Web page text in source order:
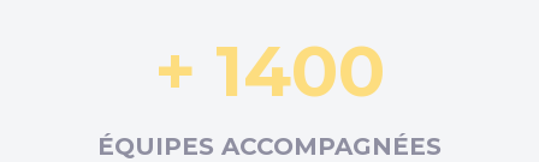
+ 1400
ÉQUIPES ACCOMPAGNÉES